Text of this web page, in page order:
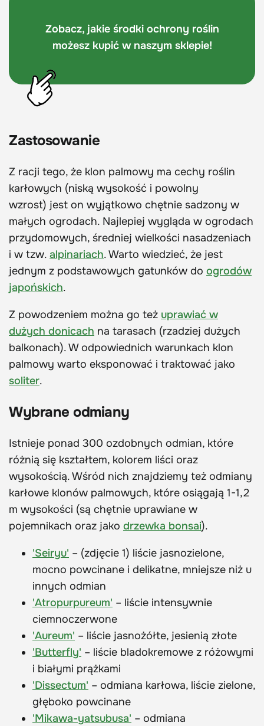
Zobacz, jakie środki ochrony roślin
możesz kupić w naszym sklepie!
Zastosowanie
Z racji tego, że klon palmowy ma cechy roślin
karłowych (niską wysokość i powolny
wzrost) jest on wyjątkowo chętnie sadzony w
małych ogrodach. Najlepiej wygląda w ogrodach
przydomowych, średniej wielkości nasadzeniach
i w tzw. alpinariach. Warto wiedzieć, że jest
jednym z podstawowych gatunków do ogrodów
japońskich.
Z powodzeniem można go też uprawiać w
dużych donicach na tarasach (rzadziej dużych
balkonach). W odpowiednich warunkach klon
palmowy warto eksponować i traktować jako
soliter.
Wybrane odmiany
Istnieje ponad 300 ozdobnych odmian, które
różnią się kształtem, kolorem liści oraz
wysokością. Wśród nich znajdziemy też odmiany
karłowe klonów palmowych, które osiągają 1-1,2
m wysokości (są chętnie uprawiane w
pojemnikach oraz jako drzewka bonsai).
'Seiryu' – (zdjęcie 1) liście jasnozielone,
mocno powcinane i delikatne, mniejsze niż u
innych odmian
'Atropurpureum' – liście intensywnie
ciemnoczerwone
'Aureum' – liście jasnożółte, jesienią złote
'Butterfly' – liście bladokremowe z różowymi
i białymi prążkami
'Dissectum' – odmiana karłowa, liście zielone,
głęboko powcinane
'Mikawa-yatsubusa' – odmiana